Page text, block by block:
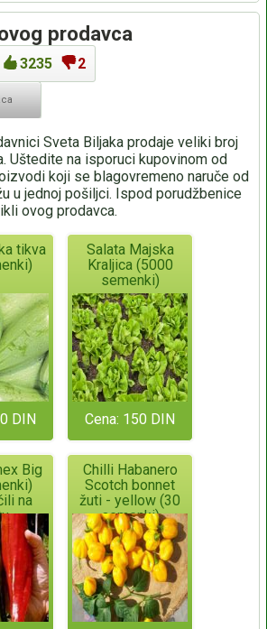
prodavca
3235 2
Sveta Biljaka prodaje veliki broj
Uštedite na isporuci kupovinom od
koji se blagovremeno naruče od
u jednoj pošiljci. Ispod porudžbenice
ovog prodavca.
tikva
DIN
Salata Majska
Kraljica (5000
semenki)
Cena: 150 DIN
Big
na
Chilli Habanero
Scotch bonnet
žuti - yellow (30
semenki)